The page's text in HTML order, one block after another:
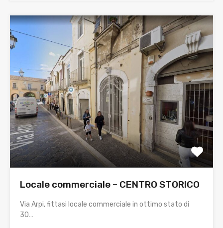
Locale commerciale – CENTRO STORICO
Via Arpi, fittasi locale commerciale in ottimo stato di
30…